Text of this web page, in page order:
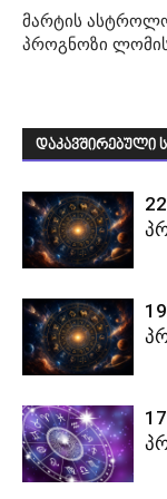
მარტის
პროგნოზი
დაკავშირებული